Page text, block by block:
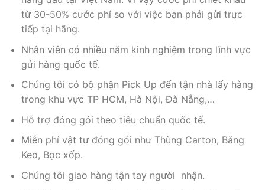
từ 30-50% cước phí so với việc bạn phải gửi trực
tiếp tại hãng.
Nhân viên có nhiều năm kinh nghiệm trong lĩnh vực
gửi hàng quốc tế.
Chúng tôi có bộ phận Pick Up đến tận nhà lấy hàng
trong khu vực TP HCM, Hà Nội, Đà Nẵng,…
Hỗ trợ đóng gói theo tiêu chuẩn quốc tế.
Miễn phí vật tư đóng gói như Thùng Carton, Băng
Keo, Bọc xốp.
Chúng tôi giao hàng tận tay người nhận.